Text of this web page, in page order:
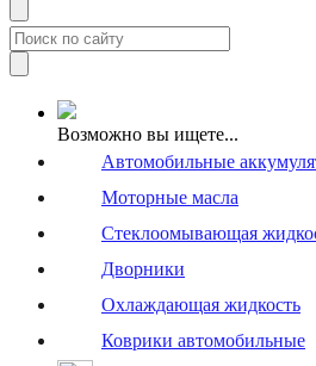
Возможно вы ищете...
Автомобильные
Моторные масла
Стеклоомывающая
Дворники
Охлаждающая жидкость
Коврики автомобильные